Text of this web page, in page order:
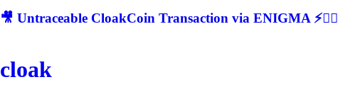
🎥 Untraceable CloakCoin Transaction via ENIGMA ⚡🕵‍♂
cloak